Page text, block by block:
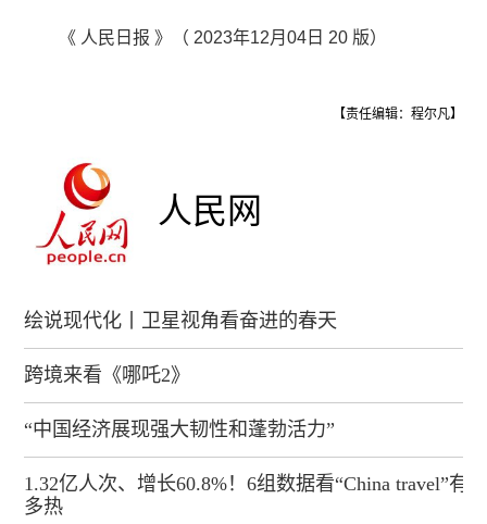
《 人民日报 》（ 2023年12月04日 20 版）
【责任编辑：程尔凡】
人民网
绘说现代化丨卫星视角看奋进的春天
跨境来看《哪吒2》
“中国经济展现强大韧性和蓬勃活力”
1.32亿人次、增长60.8%！6组数据看“China travel”有
多热